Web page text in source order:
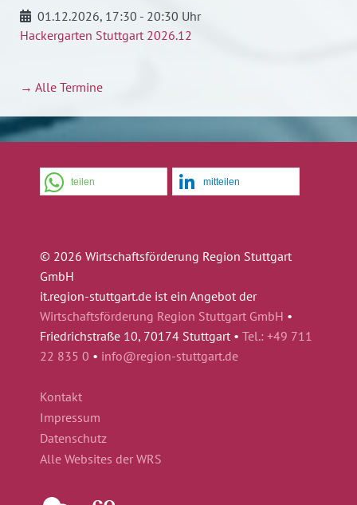
01.12.2026, 17:30 - 20:30 Uhr
Hackergarten Stuttgart 2026.12
→ Alle Termine
teilen mitteilen
© 2026 Wirtschaftsförderung Region Stuttgart
GmbH
it.region-stuttgart.de ist ein Angebot der
Wirtschaftsförderung Region Stuttgart GmbH •
Friedrichstraße 10, 70174 Stuttgart • Tel.: +49 711
22 835 0 • info@region-stuttgart.de
Kontakt
Impressum
Datenschutz
Alle Websites der WRS